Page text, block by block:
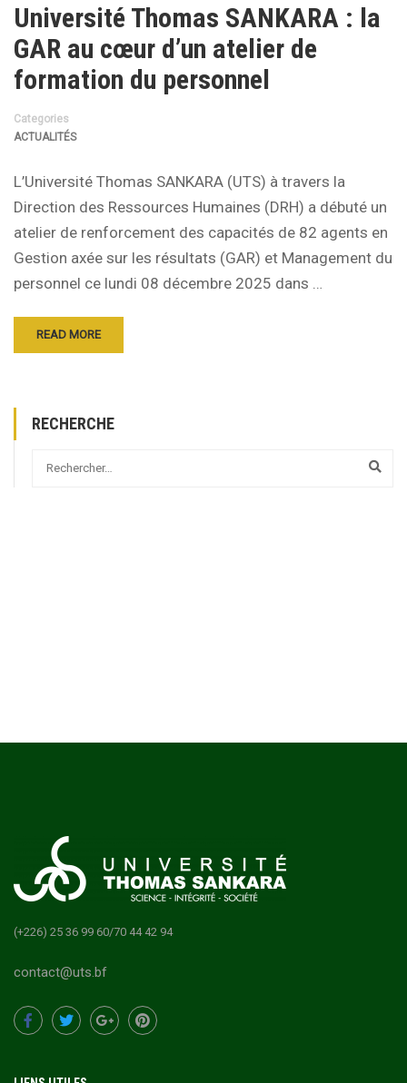
Université Thomas SANKARA : la
GAR au cœur d’un atelier de
formation du personnel
Categories
ACTUALITÉS
L’Université Thomas SANKARA (UTS) à travers la
Direction des Ressources Humaines (DRH) a débuté un
atelier de renforcement des capacités de 82 agents en
Gestion axée sur les résultats (GAR) et Management du
personnel ce lundi 08 décembre 2025 dans …
READ MORE
RECHERCHE
(+226) 25 36 99 60/70 44 42 94
contact@uts.bf